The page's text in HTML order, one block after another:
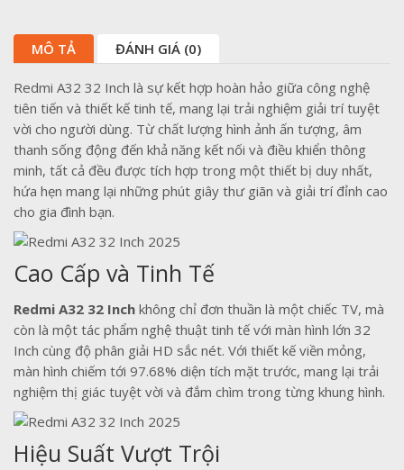
MÔ TẢ ĐÁNH GIÁ (0)
Redmi A32 32 Inch là sự kết hợp hoàn hảo giữa công nghệ
tiên tiến và thiết kế tinh tế, mang lại trải nghiệm giải trí tuyệt
vời cho người dùng. Từ chất lượng hình ảnh ấn tượng, âm
thanh sống động đến khả năng kết nối và điều khiển thông
minh, tất cả đều được tích hợp trong một thiết bị duy nhất,
hứa hẹn mang lại những phút giây thư giãn và giải trí đỉnh cao
cho gia đình bạn.
Cao Cấp và Tinh Tế
Redmi A32 32 Inch không chỉ đơn thuần là một chiếc TV, mà
còn là một tác phẩm nghệ thuật tinh tế với màn hình lớn 32
Inch cùng độ phân giải HD sắc nét. Với thiết kế viền mỏng,
màn hình chiếm tới 97.68% diện tích mặt trước, mang lại trải
nghiệm thị giác tuyệt vời và đắm chìm trong từng khung hình.
Hiệu Suất Vượt Trội